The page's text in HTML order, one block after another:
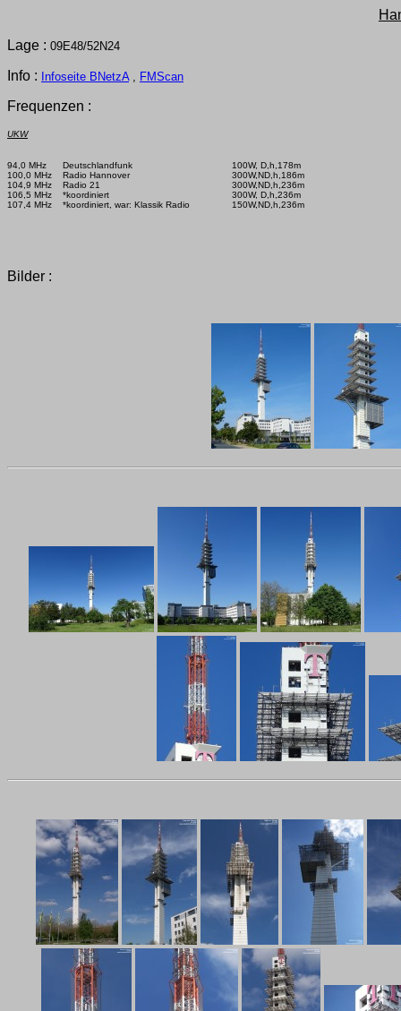
Lage : 09E48/52N24
Info : Infoseite BNetzA, FMScan
Frequenzen :
UKW
94,0 MHz      Deutschlandfunk
100,0 MHz    Radio Hannover
104,9 MHz    Radio 21
106,5 MHz    *koordiniert
107,4 MHz    *koordiniert, war: Klassik Radio
100W, D,h,178m
300W,ND,h,186m
300W,ND,h,236m
300W, D,h,236m
150W,ND,h,236m
Bilder :